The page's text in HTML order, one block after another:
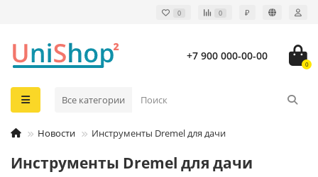
0 0 ₽
+7 900 000-00-00
0
Все категории
Новости Инструменты Dremel для дачи
Инструменты Dremel для дачи